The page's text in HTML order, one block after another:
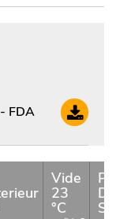
FDA
Vide
23
°C
De